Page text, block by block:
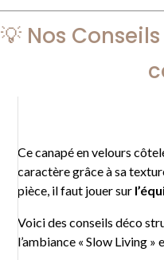
💡 Nos
Ce canapé en velours
caractère grâce à sa
pièce, il faut jouer sur
Voici des conseils déco
l’ambiance « Slow Living »